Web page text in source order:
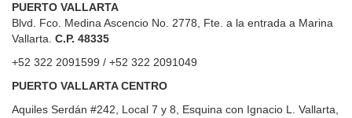
PUERTO VALLARTA
Blvd. Fco. Medina Ascencio No. 2778, Fte. a la entrada a Marina
Vallarta. C.P. 48335
+52 322 2091599 / +52 322 2091049
PUERTO VALLARTA CENTRO
Aquiles Serdán #242, Local 7 y 8, Esquina con Ignacio L. Vallarta,